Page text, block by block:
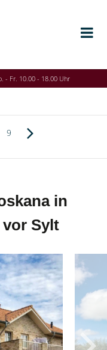
- Fr. 10.00 - 18.00 Uhr
9
in
Sylt